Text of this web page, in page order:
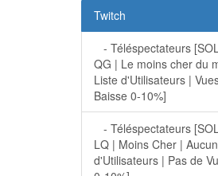
Twitch
- Téléspectateurs
QG | Le moins cher du
Liste d'Utilisateurs |
Baisse 0-10%]
- Téléspectateurs
LQ | Moins Cher |
d'Utilisateurs | Pas de